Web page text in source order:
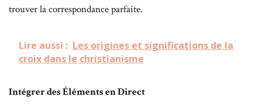
trouver la correspondance parfaite.
Lire aussi : Les origines et significations de la
croix dans le christianisme
Intégrer des Éléments en Direct